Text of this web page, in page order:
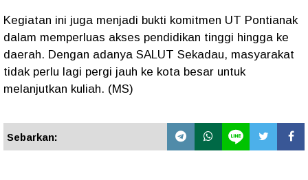
Kegiatan ini juga menjadi bukti komitmen UT Pontianak
dalam memperluas akses pendidikan tinggi hingga ke
daerah. Dengan adanya SALUT Sekadau, masyarakat
tidak perlu lagi pergi jauh ke kota besar untuk
melanjutkan kuliah. (MS)
Sebarkan: